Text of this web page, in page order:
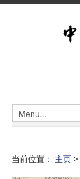
当前位置： 主页 >